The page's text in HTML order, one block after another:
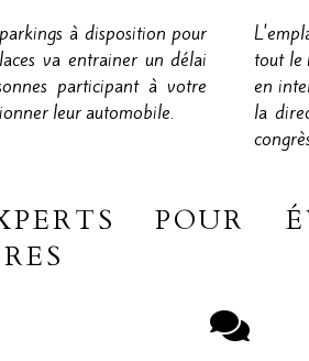
à disposition pour
va entrainer un délai
participant à votre
leur automobile.
tout le
en
la
POUR